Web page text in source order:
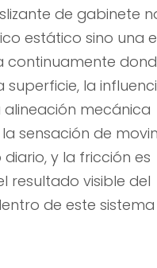
de gabinete
estático sino una
continuamente
la
mecánica
sensación de
y la fricción es
resultado visible del
de este